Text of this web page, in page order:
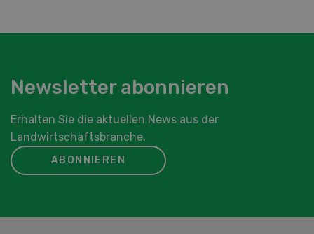
Newsletter abonnieren
Erhalten Sie die aktuellen News aus der
Landwirtschaftsbranche.
ABONNIEREN